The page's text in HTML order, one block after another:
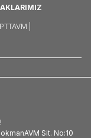
PTTAVM |
Sit. No:10